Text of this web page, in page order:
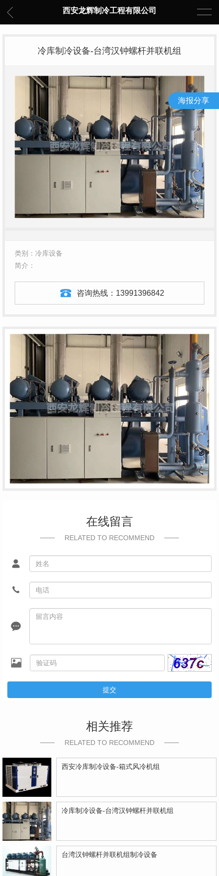
西安龙辉制冷工程有限公司
冷库制冷设备-台湾汉钟螺杆并联机组
类别：冷库设备
简介：
咨询热线： 13991396842
在线留言
RELATED TO RECOMMEND
提交
相关推荐
RELATED TO RECOMMEND
西安冷库制冷设备-箱式风冷机组
冷库制冷设备-台湾汉钟螺杆并联机组
台湾汉钟螺杆并联机组制冷设备
海报分享